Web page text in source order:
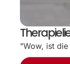
"Wow, ist